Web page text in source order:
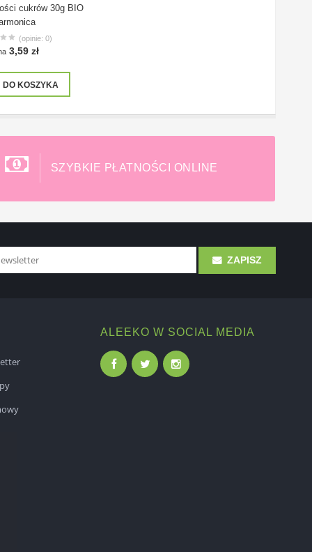
cukrów 30g BIO
(opinie: 0)
3,59 zł
DO KOSZYKA
SZYBKIE PŁATNOŚCI ONLINE
ZAPISZ
ALEEKO W SOCIAL MEDIA